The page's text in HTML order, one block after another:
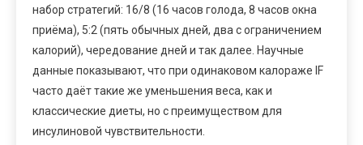
набор стратегий: 16/8 (16 часов голода, 8 часов окна
приёма), 5:2 (пять обычных дней, два с ограничением
калорий), чередование дней и так далее. Научные
данные показывают, что при одинаковом калораже IF
часто даёт такие же уменьшения веса, как и
классические диеты, но с преимуществом для
инсулиновой чувствительности.